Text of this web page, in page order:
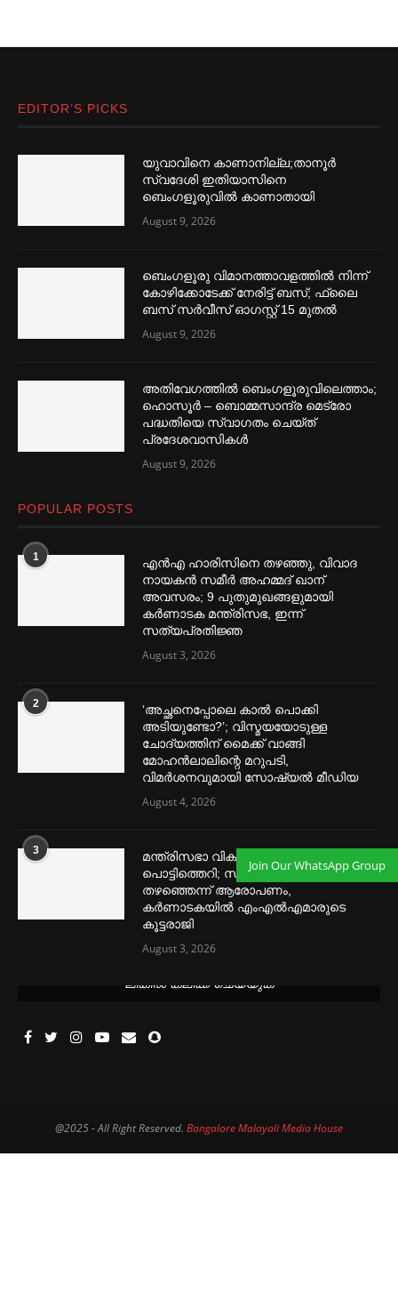
EDITOR’S PICKS
യുവാവിനെ കാണാനില്ല;താനൂർ
സ്വദേശി ഇതിയാസിനെ
ബെംഗളൂരുവിൽ കാണാതായി
August 9, 2026
ബെംഗളൂരു വിമാനത്താവളത്തില്‍ നിന്ന്
കോഴിക്കോടേക്ക് നേരിട്ട് ബസ്; ഫ്ലൈ
ബസ് സര്‍വീസ് ഓഗസ്റ്റ് 15 മുതല്‍
August 9, 2026
അതിവേഗത്തില്‍ ബെംഗളൂരുവിലെത്താം;
ഹൊസൂര്‍ – ബൊമ്മസാന്ദ്ര മെട്രോ
പദ്ധതിയെ സ്വാഗതം ചെയ്ത്
പ്രദേശവാസികള്‍
August 9, 2026
POPULAR POSTS
1
എൻഎ ഹാരിസിനെ തഴ‌‍ഞ്ഞു, വിവാദ
നായകൻ സമീര്‍ അഹമ്മദ് ഖാന്
അവസരം; 9 പുതുമുഖങ്ങളുമായി
കര്‍ണാടക മന്ത്രിസഭ, ഇന്ന്
സത്യപ്രതിജ്ഞ
August 3, 2026
2
‘അച്ഛനെപ്പോലെ കാല്‍ പൊക്കി
അടിയുണ്ടോ?’; വിസ്മയയോടുള്ള
ചോദ്യത്തിന് മൈക്ക് വാങ്ങി
മോഹൻലാലിന്റെ മറുപടി,
വിമര്‍ശനവുമായി സോഷ്യല്‍ മീഡിയ
August 4, 2026
3
മന്ത്രിസഭാ വികസനത്തിൽ
പൊട്ടിത്തെറി; സീനിയർ നേതാക്കളെ
തഴഞ്ഞെന്ന് ആരോപണം,
കർണാടകയിൽ എംഎൽഎമാരുടെ
കൂട്ടരാജി
August 3, 2026
ലിങ്കിൽ ക്ലിക്ക് ചെയ്യുക
@2025 - All Right Reserved. Bangalore Malayali Media House
Join Our WhatsApp Group